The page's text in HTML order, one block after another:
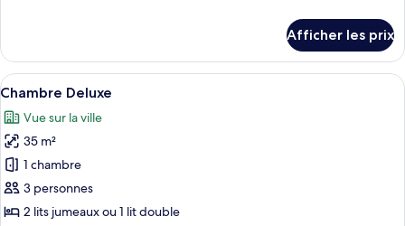
lits
Chambre
familiale,
Plusieurs
Afficher les prix
Afficher
toutes
les
photos
pour
ce
type
Chambre Deluxe | Coffre-fort,
2
Chambre Deluxe
Vue sur la ville
35 m²
1 chambre
3 personnes
2 lits jumeaux ou 1 lit double